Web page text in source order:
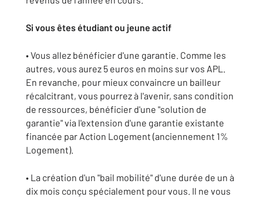
Si vous êtes étudiant ou jeune actif
• Vous allez bénéficier d'une garantie. Comme les
autres, vous aurez 5 euros en moins sur vos APL.
En revanche, pour mieux convaincre un bailleur
récalcitrant, vous pourrez à l'avenir, sans condition
de ressources, bénéficier d'une "solution de
garantie" via l'extension d'une garantie existante
financée par Action Logement (anciennement 1%
Logement).
• La création d'un "bail mobilité" d'une durée de un à
dix mois conçu spécialement pour vous. Il ne vous